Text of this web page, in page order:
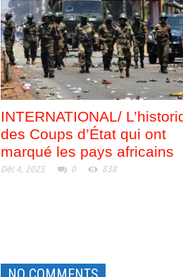
INTERNATIONAL/
des Coups d’État qui ont
marqué les pays africains
Déc 4, 2025 0 838